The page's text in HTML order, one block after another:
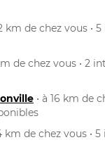
km de chez vous •
de chez vous • 2
• à 16 km de
km de chez vous •